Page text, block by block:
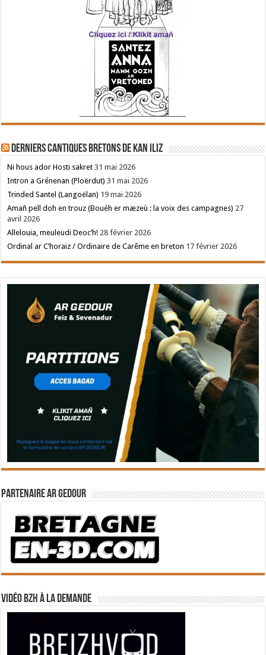
Derniers cantiques bretons de Kan Iliz
Ni hous ador Hosti sakret 31 mai 2026
Intron a Grénenan (Ploërdut) 31 mai 2026
Trinded Santel (Langoëlan) 19 mai 2026
Amañ pell doh en trouz (Bouéh er mæzeù : la voix des campagnes) 27
avril 2026
Allelouia, meuleudi Deoc’h! 28 février 2026
Ordinal ar C’horaiz / Ordinaire de Carême en breton 17 février 2026
Partenaire Ar Gedour
Vidéo BZH à la demande